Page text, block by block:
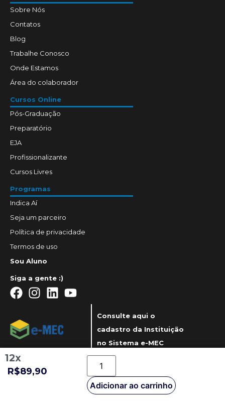
12x
R$89,90
Adicionar ao carrinho
Sobre Nós
Contatos
Blog
Trabalhe Conosco
Onde Estamos
Área do colaborador
Cursos Online
Pós-Graduação
Preparatório
EJA
Profissionalizante
Cursos Livres
Programas
Indica Aí
Seja um parceiro
Política de privacidade
Termos de uso
Sou Aluno
Siga a gente :)
Consulte aqui o
cadastro da Instituição
no Sistema e-MEC